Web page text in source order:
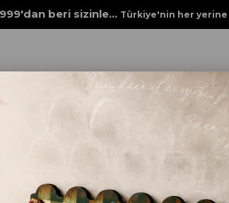
beri sizinle... Türkiye'nin her yerine
NEW SERİ XL 225
STENCİL NEW SERİ